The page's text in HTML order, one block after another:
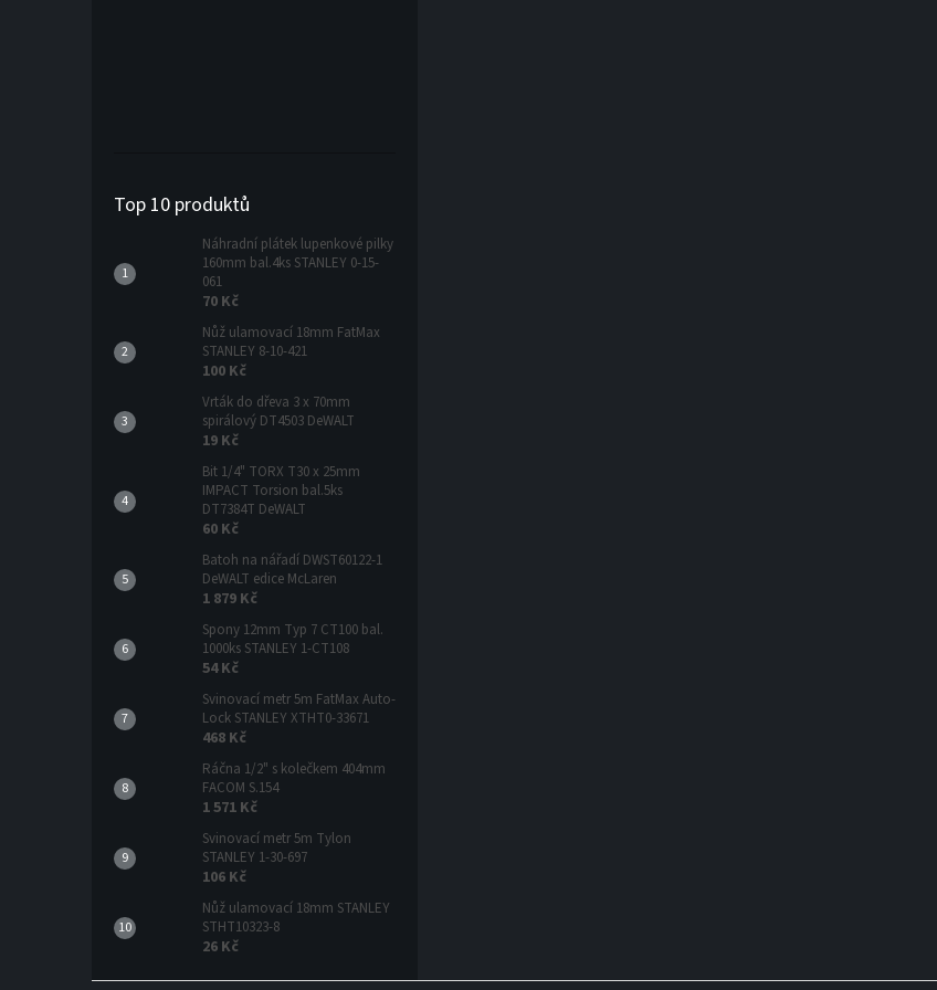
Top 10 produktů
Náhradní plátek lupenkové pilky
160mm bal.4ks STANLEY 0-15-
061
70 Kč
Nůž ulamovací 18mm FatMax
STANLEY 8-10-421
100 Kč
Vrták do dřeva 3 x 70mm
spirálový DT4503 DeWALT
19 Kč
Bit 1/4" TORX T30 x 25mm
IMPACT Torsion bal.5ks
DT7384T DeWALT
60 Kč
Batoh na nářadí DWST60122-1
DeWALT edice McLaren
1 879 Kč
Spony 12mm Typ 7 CT100 bal.
1000ks STANLEY 1-CT108
54 Kč
Svinovací metr 5m FatMax Auto-
Lock STANLEY XTHT0-33671
468 Kč
Ráčna 1/2" s kolečkem 404mm
FACOM S.154
1 571 Kč
Svinovací metr 5m Tylon
STANLEY 1-30-697
106 Kč
Nůž ulamovací 18mm STANLEY
STHT10323-8
26 Kč